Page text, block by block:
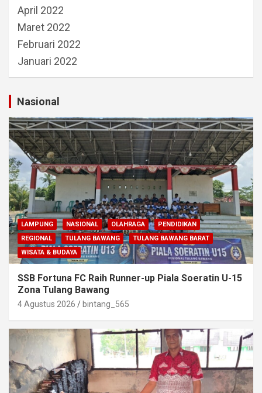
April 2022
Maret 2022
Februari 2022
Januari 2022
Nasional
LAMPUNG NASIONAL OLAHRAGA
PENDIDIKAN
REGIONAL
TULANG BAWANG
TULANG BAWANG BARAT
WISATA & BUDAYA
SSB Fortuna FC Raih Runner-up Piala Soeratin U-15
Zona Tulang Bawang
4 Agustus 2026 bintang_565